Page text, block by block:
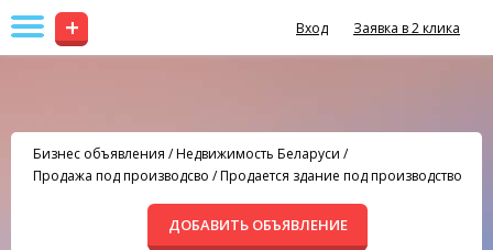
+ Вход Заявка в 2 клика
Бизнес объявления /Недвижимость Беларуси /
Продажа под производсво /Продается здание под производство
ДОБАВИТЬ ОБЪЯВЛЕНИЕ